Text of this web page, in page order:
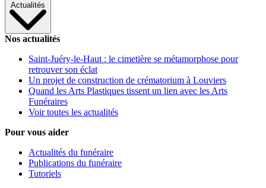
Actualités
Nos actualités
Saint-Juéry-le-Haut : le cimetière se métamorphose pour
retrouver son éclat
Un projet de construction de crématorium à Louviers
Quand les Arts Plastiques tissent un lien avec les Arts
Funéraires
Voir toutes les actualités
Pour vous aider
Actualités du funéraire
Publications du funéraire
Tutoriels